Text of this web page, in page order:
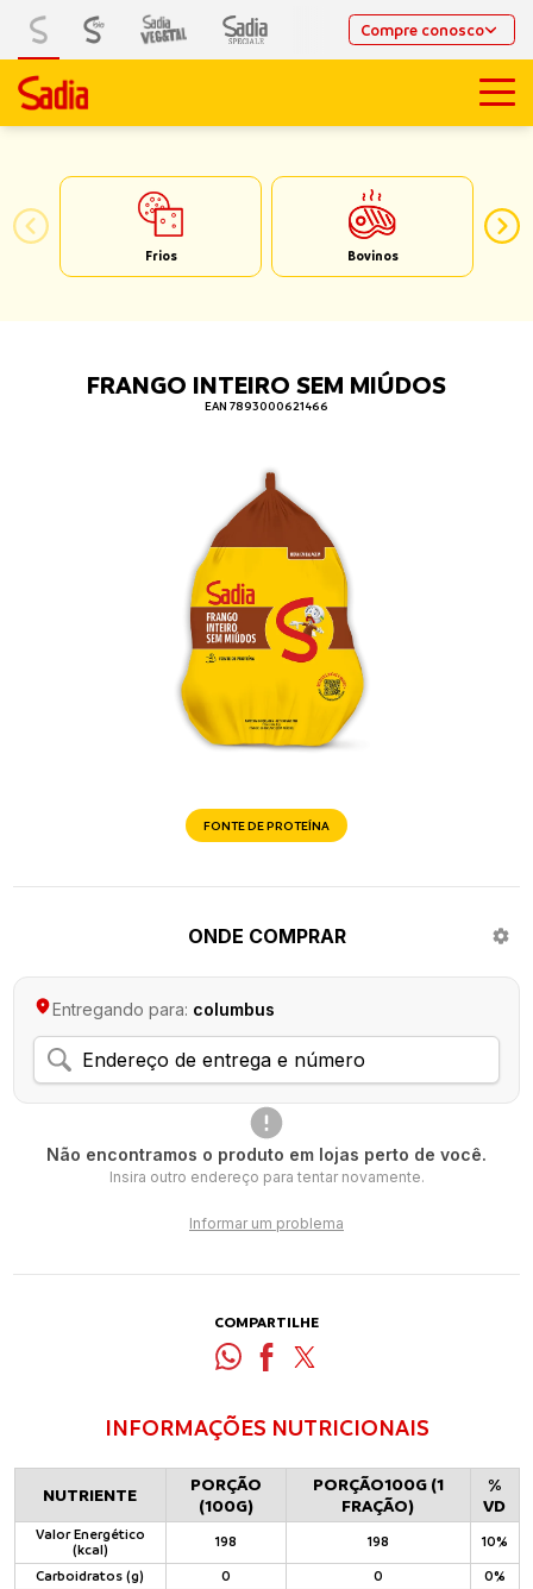
Compre conosco
Frios Bovinos
FRANGO INTEIRO SEM MIÚDOS
EAN 7893000621466
FONTE DE PROTEÍNA
ONDE COMPRAR
Entregando para: columbus
Não encontramos o produto em lojas perto de você.
Insira outro endereço para tentar novamente.
Informar um problema
COMPARTILHE
INFORMAÇÕES NUTRICIONAIS
NUTRIENTE
PORÇÃO
(100G)
PORÇÃO100G (1
FRAÇÃO)
%
VD
Valor Energético
(kcal)
198 198 10%
Carboidratos (g) 0 0
0%